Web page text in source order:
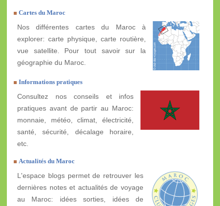
Cartes du Maroc
Nos différentes cartes du Maroc à
explorer: carte physique, carte routière,
vue satellite. Pour tout savoir sur la
géographie du Maroc.
Informations pratiques
Consultez nos conseils et infos
pratiques avant de partir au Maroc:
monnaie, météo, climat, électricité,
santé, sécurité, décalage horaire,
etc.
Actualités du Maroc
L'espace blogs permet de retrouver les
dernières notes et actualités de voyage
au Maroc: idées sorties, idées de